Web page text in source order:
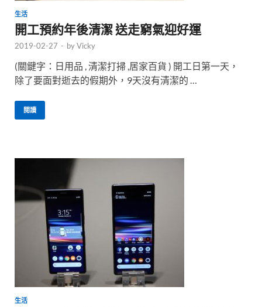
生活
開工預約年後清潔 送走窮氣迎好運
2019-02-27 - byVicky
(關鍵字：日用品 , 清潔打掃 ,居家百貨 ) 開工日第一天，
除了要面對逝去的假期外，9天沒有清潔的 …
閱讀
生活